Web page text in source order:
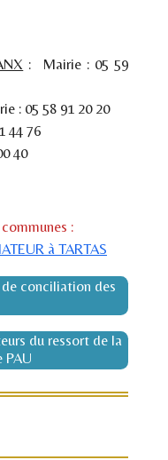
: Mairie : 05 59
: 05 58 91 20 20
44 76
40
:
à TARTAS
conciliation des
du ressort de la
PAU